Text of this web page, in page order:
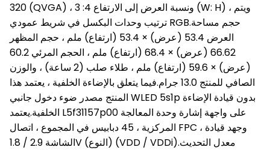
320 (QVGA) ، ونسبة العرض إلى الارتفاع 4: 3 (W: H) ، ويتم
ترتيب وحدات البكسل في شريط عمودي RGB.حجم مساحة
العرض 53.4 (عرض) × 53.4 (ارتفاع) ملم ، حجم المظهر
66.62 (عرض) × 68.4 (ارتفاع) ملم ، الحجم المرئي 60.2
(عرض) × 59.6 (ارتفاع) ملم ، طلاء صلب (2 ساعة) ، والوزن
الصافي للمنتج 13.0 جرام.فيما يتعلق بالإضاءة الخلفية ، يعتمد هذا
المنتج مصدر ضوء دخول جانبي WLED 5s1p بدون قيادة الإضاءة
الخلفية.يعتمد L5f31157p00 على واجهة إشارة وحدة المعالجة
المركزية ، 45 دبابيس في المجموع ، اتصال FPC ، وجهد قيادة
الشاشة 2.9 / 1.8V (النوع) (VDD / VDDi).معدل التحديث